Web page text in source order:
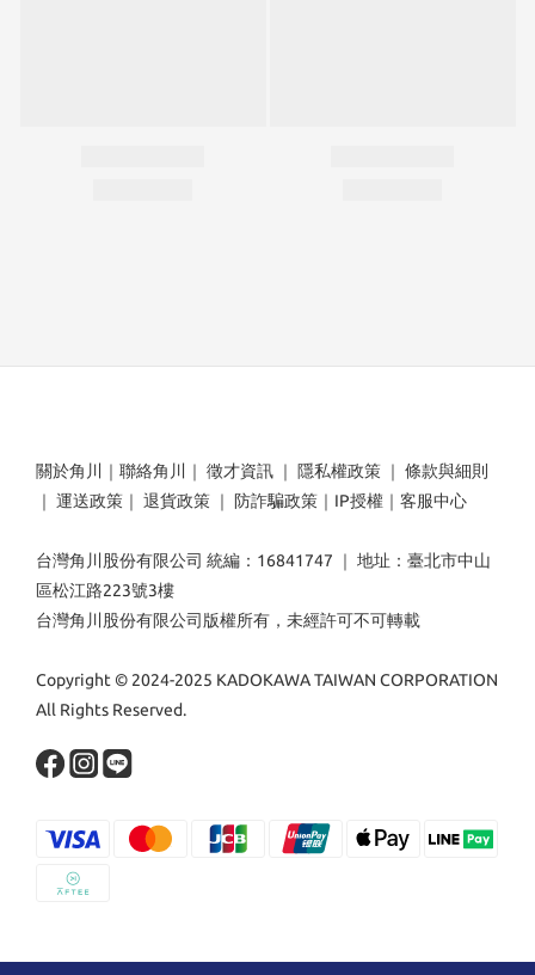
關於角川 ｜ 聯絡角川 ｜ 徵才資訊 ｜ 隱私權政策 ｜ 條款與細則
｜ 運送政策 ｜ 退貨政策 ｜ 防詐騙政策 ｜ IP授權 ｜ 客服中心
台灣角川股份有限公司 統編：16841747 ｜ 地址：臺北市中山
區松江路223號3樓
台灣角川股份有限公司版權所有，未經許可不可轉載
Copyright © 2024-2025 KADOKAWA TAIWAN CORPORATION
All Rights Reserved.